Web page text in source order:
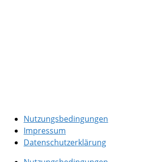
Nutzungsbedingungen
Impressum
Datenschutzerklärung